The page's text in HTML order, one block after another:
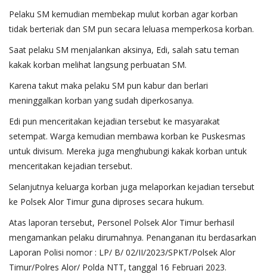
Pelaku SM kemudian membekap mulut korban agar korban
tidak berteriak dan SM pun secara leluasa memperkosa korban.
Saat pelaku SM menjalankan aksinya, Edi, salah satu teman
kakak korban melihat langsung perbuatan SM.
Karena takut maka pelaku SM pun kabur dan berlari
meninggalkan korban yang sudah diperkosanya.
Edi pun menceritakan kejadian tersebut ke masyarakat
setempat. Warga kemudian membawa korban ke Puskesmas
untuk divisum. Mereka juga menghubungi kakak korban untuk
menceritakan kejadian tersebut.
Selanjutnya keluarga korban juga melaporkan kejadian tersebut
ke Polsek Alor Timur guna diproses secara hukum.
Atas laporan tersebut, Personel Polsek Alor Timur berhasil
mengamankan pelaku dirumahnya. Penanganan itu berdasarkan
Laporan Polisi nomor : LP/ B/ 02/II/2023/SPKT/Polsek Alor
Timur/Polres Alor/ Polda NTT, tanggal 16 Februari 2023.